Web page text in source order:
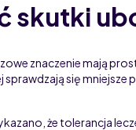
skutki
znaczenie mają
się
że tolerancja